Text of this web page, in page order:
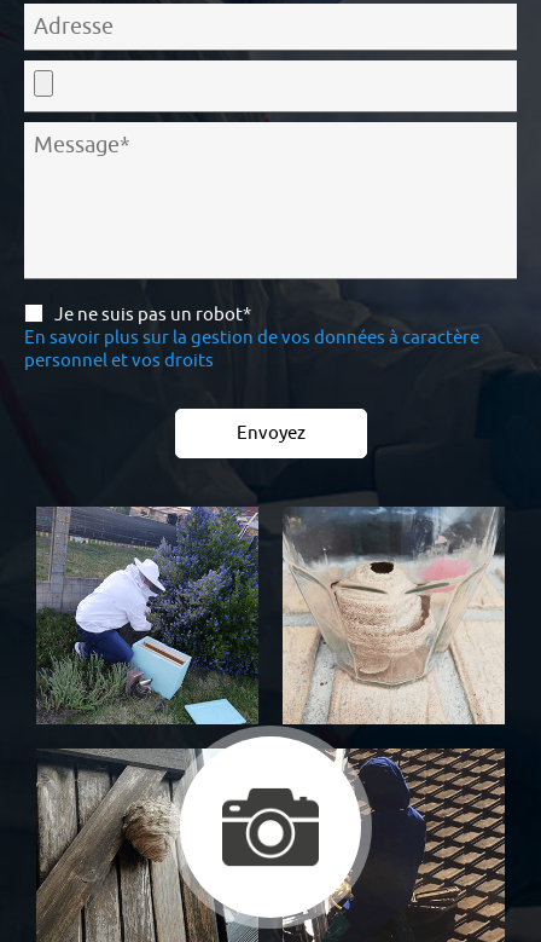
Je ne suis pas un robot*
En savoir plus sur la gestion de vos données à caractère
personnel et vos droits
Envoyez